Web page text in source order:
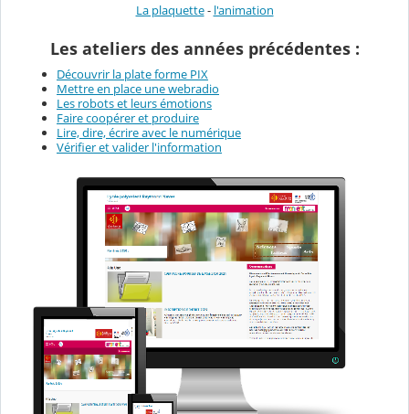
La plaquette- l'animation
Les ateliers des années précédentes :
Découvrir la plate forme PIX
Mettre en place une webradio
Les robots et leurs émotions
Faire coopérer et produire
Lire, dire, écrire avec le numérique
Vérifier et valider l'information